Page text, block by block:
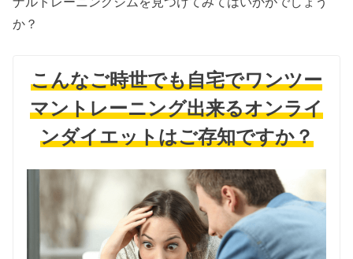
か？
こんなご時世でも自宅でワンツー
マントレーニング出来るオンライ
ンダイエットはご存知ですか？